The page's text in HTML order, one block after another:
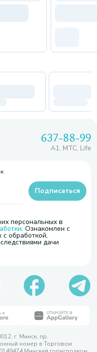
637-88-99
A1, МТС, Life
персональных в
. Ознакомлен с
обработкой,
дачи
Подписаться
г. Минск, пр.
номер в Торговом